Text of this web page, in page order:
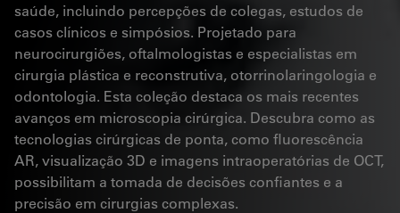
saúde, incluindo percepções de colegas, estudos de
casos clínicos e simpósios. Projetado para
neurocirurgiões, oftalmologistas e especialistas em
cirurgia plástica e reconstrutiva, otorrinolaringologia e
odontologia. Esta coleção destaca os mais recentes
avanços em microscopia cirúrgica. Descubra como as
tecnologias cirúrgicas de ponta, como fluorescência
AR, visualização 3D e imagens intraoperatórias de OCT,
possibilitam a tomada de decisões confiantes e a
precisão em cirurgias complexas.